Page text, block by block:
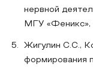
нервной
МГУ «Феникс»,
Жигулин С.С.,
формирования